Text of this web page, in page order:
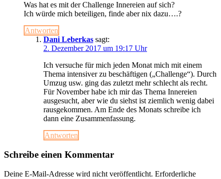
Was hat es mit der Challenge Innereien auf sich?
Ich würde mich beteiligen, finde aber nix dazu….?
Antworten
Dani Leberkas sagt:
2. Dezember 2017 um 19:17 Uhr
Ich versuche für mich jeden Monat mich mit einem
Thema intensiver zu beschäftigen („Challenge“). Durch
Umzug usw. ging das zuletzt mehr schlecht als recht.
Für November habe ich mir das Thema Innereien
ausgesucht, aber wie du siehst ist ziemlich wenig dabei
rausgekommen. Am Ende des Monats schreibe ich
dann eine Zusammenfassung.
Antworten
Schreibe einen Kommentar
Deine E-Mail-Adresse wird nicht veröffentlicht. Erforderliche